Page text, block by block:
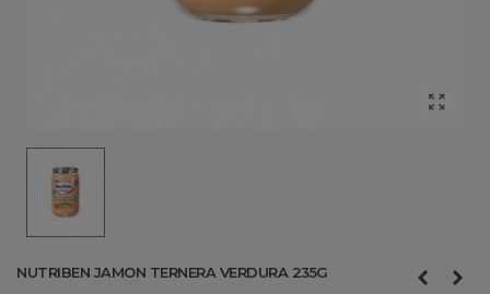
NUTRIBEN JAMON TERNERA VERDURA 235G